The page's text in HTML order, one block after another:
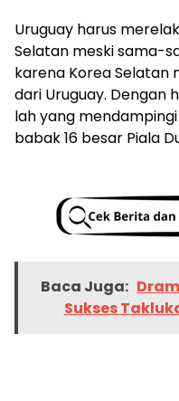
Uruguay harus
Selatan meski sama-
karena Korea Selatan
dari Uruguay. Dengan
lah yang
babak 16 besar Piala
Baca Juga:
Sukses